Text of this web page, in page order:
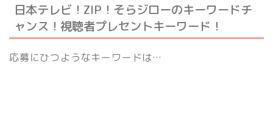
日本テレビ！ZIP！そらジローのキーワードチ
ャンス！視聴者プレセントキーワード！
応募にひつようなキーワードは…